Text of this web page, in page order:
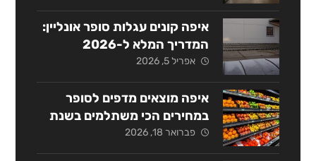
איפה קונים עגלות סופר אונליין:
המדריך המלא ל-2026
אפריל 5, 2026
איפה מוצאים מדפים לסופר
במחירים הכי משתלמים בשנת
2026?
פברואר 18, 2026